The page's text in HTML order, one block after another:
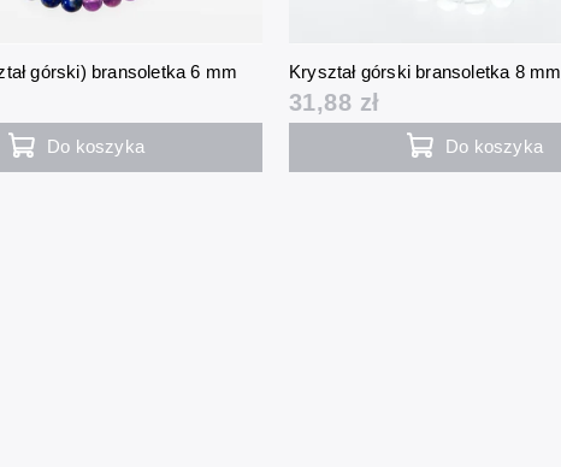
górski) bransoletka 6 mm
Do koszyka
Kryształ górski bransoletka 8 mm
31,88 zł
Do koszyka